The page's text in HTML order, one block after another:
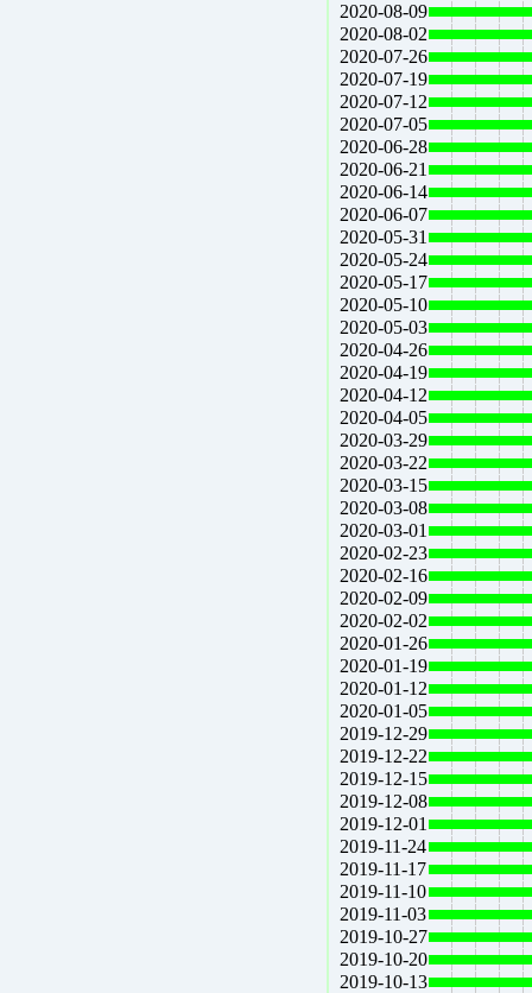
2020-08-09
2020-08-02
2020-07-26
2020-07-19
2020-07-12
2020-07-05
2020-06-28
2020-06-21
2020-06-14
2020-06-07
2020-05-31
2020-05-24
2020-05-17
2020-05-10
2020-05-03
2020-04-26
2020-04-19
2020-04-12
2020-04-05
2020-03-29
2020-03-22
2020-03-15
2020-03-08
2020-03-01
2020-02-23
2020-02-16
2020-02-09
2020-02-02
2020-01-26
2020-01-19
2020-01-12
2020-01-05
2019-12-29
2019-12-22
2019-12-15
2019-12-08
2019-12-01
2019-11-24
2019-11-17
2019-11-10
2019-11-03
2019-10-27
2019-10-20
2019-10-13